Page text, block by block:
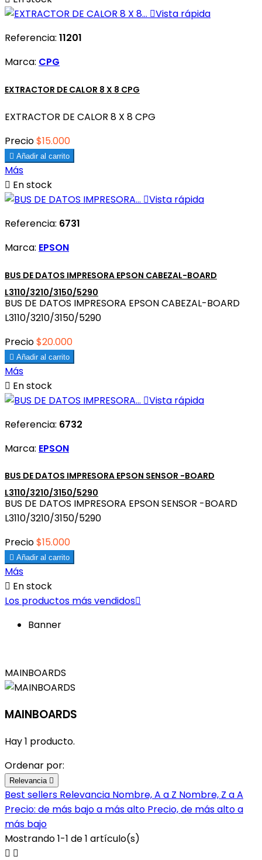
Vista rápida
Referencia: 11201
Marca: CPG
EXTRACTOR DE CALOR 8 X 8 CPG
EXTRACTOR DE CALOR 8 X 8 CPG
Precio$15.000
 Añadir al carrito
Más
 En stock
Vista rápida
Referencia: 6731
Marca: EPSON
BUS DE DATOS IMPRESORA EPSON CABEZAL-BOARD
L3110/3210/3150/5290
BUS DE DATOS IMPRESORA EPSON CABEZAL-BOARD
L3110/3210/3150/5290
Precio$20.000
 Añadir al carrito
Más
 En stock
Vista rápida
Referencia: 6732
Marca: EPSON
BUS DE DATOS IMPRESORA EPSON SENSOR -BOARD
L3110/3210/3150/5290
BUS DE DATOS IMPRESORA EPSON SENSOR -BOARD
L3110/3210/3150/5290
Precio$15.000
 Añadir al carrito
Más
 En stock
Los productos más vendidos
Banner
MAINBOARDS
MAINBOARDS
Hay 1 producto.
Ordenar por:
Relevancia 
Best sellers Relevancia Nombre, A a Z Nombre, Z a A
Precio: de más bajo a más alto Precio, de más alto a
más bajo
Mostrando 1-1 de 1 artículo(s)
 